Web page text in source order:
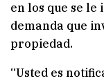
en los que se le
demanda que
propiedad.
“Usted es